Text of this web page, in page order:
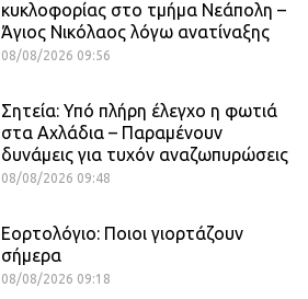
κυκλοφορίας στο τμήμα Νεάπολη –
Άγιος Νικόλαος λόγω ανατίναξης
08/08/2026 09:56
Σητεία: Υπό πλήρη έλεγχο η φωτιά
στα Αχλάδια – Παραμένουν
δυνάμεις για τυχόν αναζωπυρώσεις
08/08/2026 09:48
Εορτολόγιο: Ποιοι γιορτάζουν
σήμερα
08/08/2026 09:18